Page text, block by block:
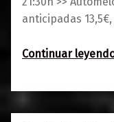
anticipadas
Continuar